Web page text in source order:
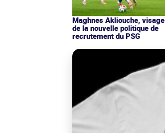
Maghnes Akliouche, visage
de la nouvelle politique de
recrutement du PSG